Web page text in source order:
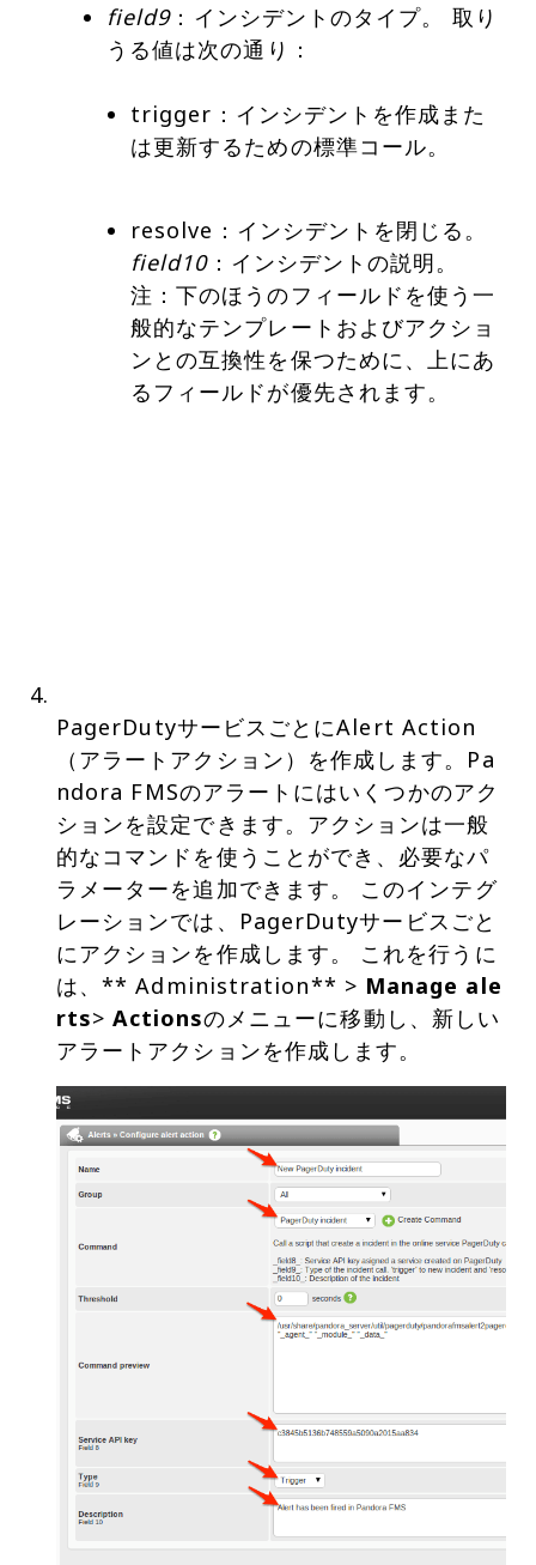
field9：インシデントのタイプ。 取り
trigger：インシデントを作成また
は更新するための標準コール。
resolve：インシデントを閉じる。
field10：インシデントの説明。
注：下のほうのフィールドを使う一
般的なテンプレートおよびアクショ
ンとの互換性を保つために、上にあ
るフィールドが優先されます。
PagerDutyサービスごとにAlert Action
（アラートアクション）を作成します。Pa
ndora FMSのアラートにはいくつかのアク
ションを設定できます。アクションは一般
的なコマンドを使うことができ、必要なパ
ラメーターを追加できます。 このインテグ
レーションでは、PagerDutyサービスごと
にアクションを作成します。 これを行うに
は、** Administration** > Manage ale
rts>Actionsのメニューに移動し、新しい